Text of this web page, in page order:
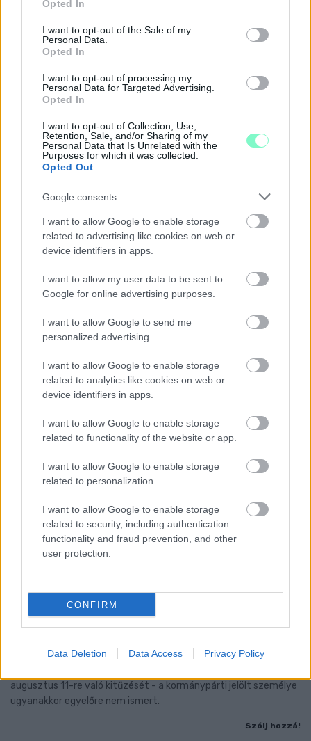
use your data for below specified purposes in below Google
consent section.
Opted In
I want to opt-out of the Sale of my
Personal Data.
Opted In
I want to opt-out of processing my
Personal Data for Targeted Advertising.
Opted In
I want to opt-out of Collection, Use,
Retention, Sale, and/or Sharing of my
Personal Data that Is Unrelated with the
Purposes for which it was collected.
Opted Out
Google consents
I want to allow Google to enable storage
related to advertising like cookies on web or
device identifiers in apps.
I want to allow my user data to be sent to
Google for online advertising purposes.
I want to allow Google to send me
personalized advertising.
I want to allow Google to enable storage
related to analytics like cookies on web or
device identifiers in apps.
I want to allow Google to enable storage
related to functionality of the website or app.
I want to allow Google to enable storage
related to personalization.
I want to allow Google to enable storage
related to security, including authentication
functionality and fraud prevention, and other
user protection.
CONFIRM
Data Deletion Data Access Privacy Policy
CZUNYINÉ HARCA A GMAIL ÉS AZ ÖNKÉNY ELLEN
- LETILTOTTA A GOOGLE A VÉDVONAL LEVELEZŐ
FIÓKJÁT
Nem vicc! A Fidesz maradéka tényleg egy ingyenes e-mail
szolgáltatást használt, hogy megvédje a Fidesz maradékát.
Szólj hozzá!
KEDDEN MEGVÁLASZTHATJA AZ
ORSZÁGGYŰLÉS MAGYARORSZÁG ÚJ
KÖZTÁRSASÁGI ELNÖKÉT
augusztus 11-re való kitűzését - a kormánypárti jelölt személye
ugyanakkor egyelőre nem ismert.
Szólj hozzá!